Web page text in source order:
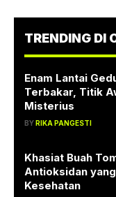
TRENDING DI
Enam Lantai
Terbakar, Titik
Misterius
BYRIKA PANGESTI
Khasiat Buah
Antioksidan
Kesehatan